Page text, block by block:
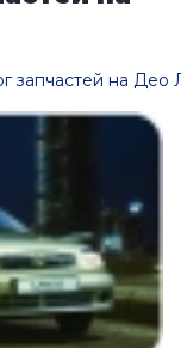
запчастей на Део